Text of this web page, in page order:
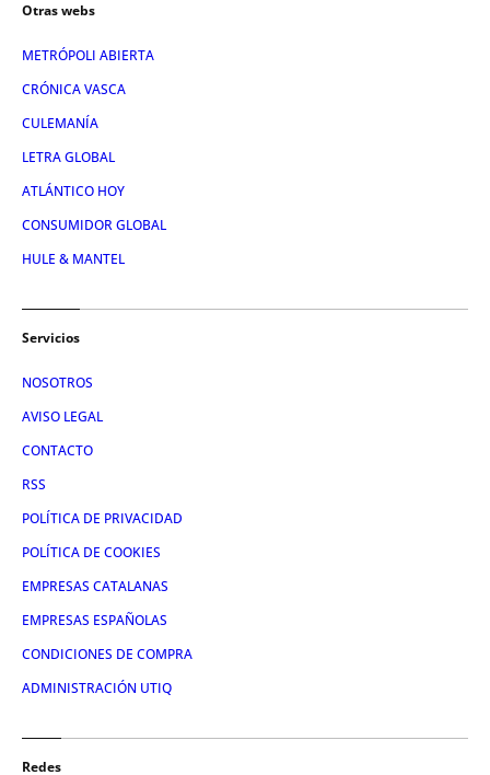
Otras webs
METRÓPOLI ABIERTA
CRÓNICA VASCA
CULEMANÍA
LETRA GLOBAL
ATLÁNTICO HOY
CONSUMIDOR GLOBAL
HULE & MANTEL
Servicios
NOSOTROS
AVISO LEGAL
CONTACTO
RSS
POLÍTICA DE PRIVACIDAD
POLÍTICA DE COOKIES
EMPRESAS CATALANAS
EMPRESAS ESPAÑOLAS
CONDICIONES DE COMPRA
ADMINISTRACIÓN UTIQ
Redes